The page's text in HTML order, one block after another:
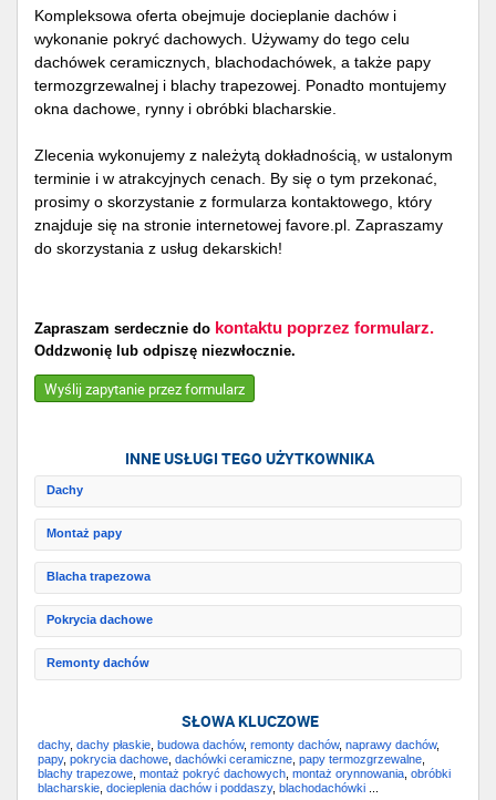
Kompleksowa oferta obejmuje docieplanie dachów i
wykonanie pokryć dachowych. Używamy do tego celu
dachówek ceramicznych, blachodachówek, a także papy
termozgrzewalnej i blachy trapezowej. Ponadto montujemy
okna dachowe, rynny i obróbki blacharskie.
Zlecenia wykonujemy z należytą dokładnością, w ustalonym
terminie i w atrakcyjnych cenach. By się o tym przekonać,
prosimy o skorzystanie z formularza kontaktowego, który
znajduje się na stronie internetowej favore.pl. Zapraszamy
do skorzystania z usług dekarskich!
Zapraszam serdecznie do kontaktu poprzez formularz.
Oddzwonię lub odpiszę niezwłocznie.
Wyślij zapytanie przez formularz
INNE USŁUGI TEGO UŻYTKOWNIKA
Dachy
Montaż papy
Blacha trapezowa
Pokrycia dachowe
Remonty dachów
SŁOWA KLUCZOWE
dachy, dachy płaskie budowa dachów, remonty dachów, naprawy dachów,
papy, pokrycia dachowe dachówki ceramiczne papy termozgrzewalne
blachy trapezowe montaż pokryć dachowych montaż orynnowania obróbki
blacharskie docieplenia dachów i poddaszy, blachodachówki